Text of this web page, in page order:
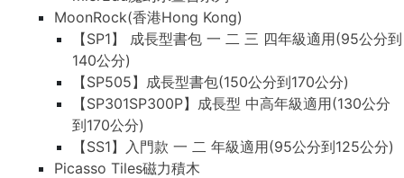
MoonRock(香港Hong Kong)
【SP1】 成長型書包 一 二 三 四年級適用(95公分到
140公分)
【SP505】成長型書包(150公分到170公分)
【SP301SP300P】成長型 中高年級適用(130公分
到170公分)
【SS1】入門款 一 二 年級適用(95公分到125公分)
Picasso Tiles磁力積木